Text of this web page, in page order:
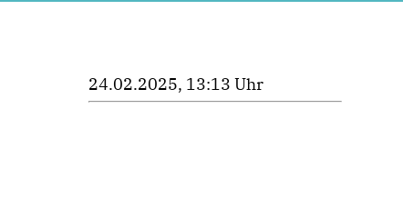
24.02.2025, 13:13 Uhr